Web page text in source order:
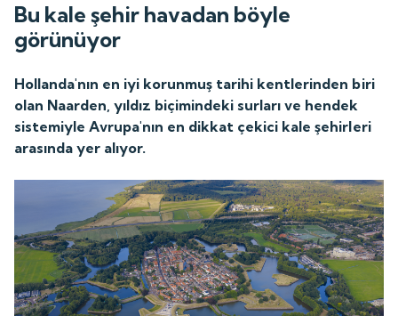
Bu kale şehir havadan böyle
görünüyor
Hollanda'nın en iyi korunmuş tarihi kentlerinden biri
olan Naarden, yıldız biçimindeki surları ve hendek
sistemiyle Avrupa'nın en dikkat çekici kale şehirleri
arasında yer alıyor.